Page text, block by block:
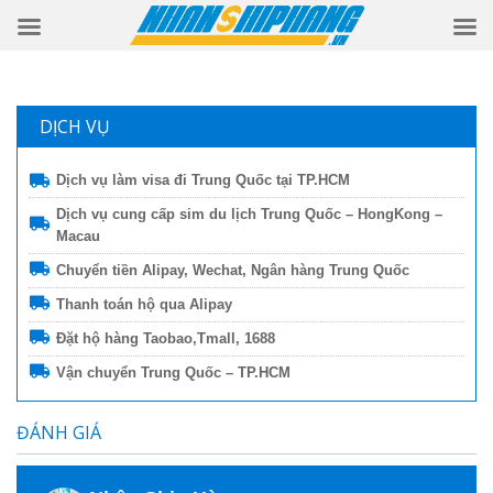
DỊCH VỤ
Dịch vụ làm visa đi Trung Quốc tại TP.HCM
Dịch vụ cung cấp sim du lịch Trung Quốc – HongKong –
Macau
Chuyển tiền Alipay, Wechat, Ngân hàng Trung Quốc
Thanh toán hộ qua Alipay
Đặt hộ hàng Taobao,Tmall, 1688
Vận chuyển Trung Quốc – TP.HCM
ĐÁNH GIÁ